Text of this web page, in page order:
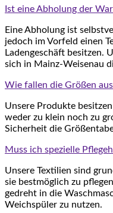
Ist eine Abholung der
Eine Abholung ist
jedoch im Vorfeld einen
Ladengeschäft besitzen.
sich in Mainz-Weisenau
Wie fallen die Größen
Unsere Produkte
weder zu klein noch zu
Sicherheit die
Muss ich spezielle
Unsere Textilien sind
sie bestmöglich zu
gedreht in die
Weichspüler zu nutzen.